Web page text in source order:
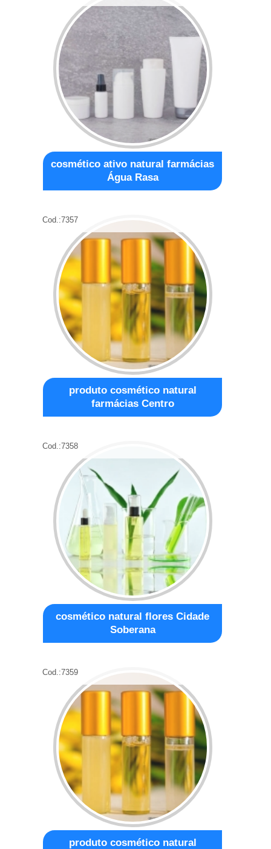
cosmético ativo natural farmácias
Água Rasa
Cod.:7357
produto cosmético natural
farmácias Centro
Cod.:7358
cosmético natural flores Cidade
Soberana
Cod.:7359
produto cosmético natural